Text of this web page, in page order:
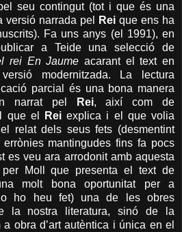
seu contingut (tot i que és una
versió narrada pel
Rei que ens ha
Fa uns anys (el 1991), en
a Teide una selecció de
rei En Jaume acarant el text en
modernitzada. La lectura
parcial és una bona manera
narrat pel
Rei, així com de
que el
Reiexplica i el que volia
relat dels seus fets (desmentint
mantingudes fins fa pocs
es veu ara arrodonit amb aquesta
Moll que presenta el text de
molt bona oportunitat per a
ho heu fet) una de les obres
la nostra literatura, sinó de la
a obra d’art autèntica i única en el